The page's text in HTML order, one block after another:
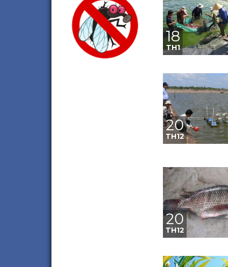
18
TH1
20
TH12
20
TH12